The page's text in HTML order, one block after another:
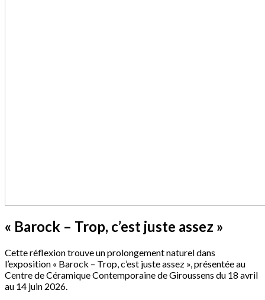
« Barock – Trop, c’est juste assez »
Cette réflexion trouve un prolongement naturel dans
l’exposition « Barock – Trop, c’est juste assez », présentée au
Centre de Céramique Contemporaine de Giroussens du 18 avril
au 14 juin 2026.